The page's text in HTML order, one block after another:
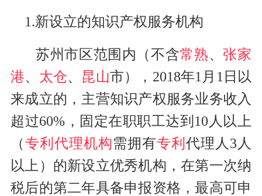
1.新设立的知识产权服务机构
苏州市区范围内（不含常熟、张家
港、 太仓、 昆山市），2018年1月1日以
来成立的，主营知识产权服务业务收入
超过60%，固定在职职工达到10人以上
（专利代理机构需拥有专利 代理人3人
以上）的新设立优秀机构，在第一次纳
税后的第二年具备申报资格，最高可申